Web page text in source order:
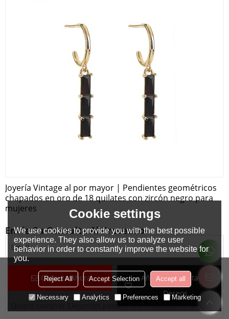
Conecta Ahora
Añadir A La Lista De
Deseos
Joyería Vintage al por mayor | Pendientes geométricos
chapados en oro de 18 quilates con zircón negro para
mujeres
Envíe Su Consulta Al Proveedor
Cookie settings
We use cookies to provide you with the best possible
experience. They also allow us to analyze user
behavior in order to constantly improve the website for
you.
Reject All Accept Selection Accept all
Necessary Analytics Preferences Marketing